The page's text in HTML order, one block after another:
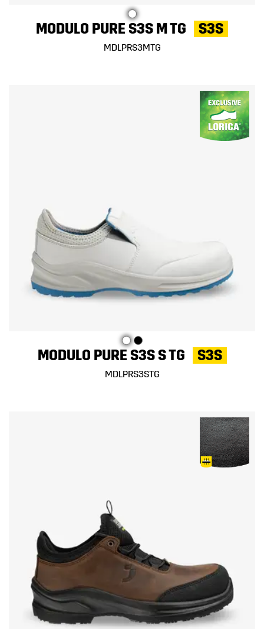
MODULO PURE S3S M TG S3S
MDLPRS3MTG
MODULO PURE S3S S TG S3S
MDLPRS3STG